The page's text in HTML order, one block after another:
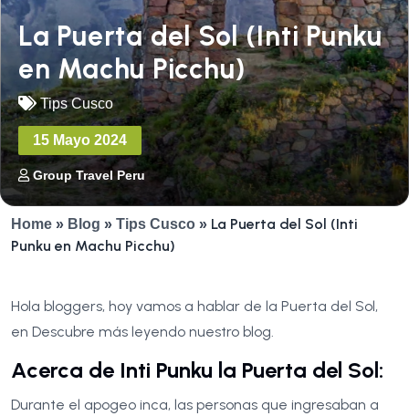
La Puerta del Sol (Inti Punku
en Machu Picchu)
Tips Cusco
15 Mayo 2024
Group Travel Peru
Home » Blog » Tips Cusco » La Puerta del Sol (Inti
Punku en Machu Picchu)
Hola bloggers, hoy vamos a hablar de la Puerta del Sol,
en Descubre más leyendo nuestro blog.
Acerca de Inti Punku la Puerta del Sol:
Durante el apogeo inca, las personas que ingresaban a